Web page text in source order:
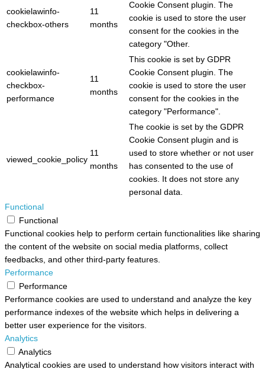
cookielawinfo-
checkbox-others
11
months
Cookie Consent plugin. The
cookie is used to store the user
consent for the cookies in the
category "Other.
cookielawinfo-
checkbox-
performance
11
months
This cookie is set by GDPR
Cookie Consent plugin. The
cookie is used to store the user
consent for the cookies in the
category "Performance".
viewed_cookie_policy
11
months
The cookie is set by the GDPR
Cookie Consent plugin and is
used to store whether or not user
has consented to the use of
cookies. It does not store any
personal data.
Functional
Functional
Functional cookies help to perform certain functionalities like sharing
the content of the website on social media platforms, collect
feedbacks, and other third-party features.
Performance
Performance
Performance cookies are used to understand and analyze the key
performance indexes of the website which helps in delivering a
better user experience for the visitors.
Analytics
Analytics
Analytical cookies are used to understand how visitors interact with